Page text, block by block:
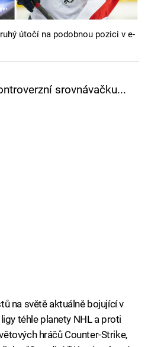
útočí na podobnou pozici v e-
srovnávačku...
na světě aktuálně bojující v
téhle planety NHL a proti
hráčů Counter-Strike,